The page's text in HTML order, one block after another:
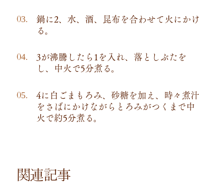
鍋に2、水、酒、昆布を合わせて火にかけ
る。
3が沸騰したら1を入れ、落としぶたを
し、中火で5分煮る。
4に白ごまもろみ、砂糖を加え、時々煮汁
をさばにかけながらとろみがつくまで中
火で約5分煮る。
関連記事